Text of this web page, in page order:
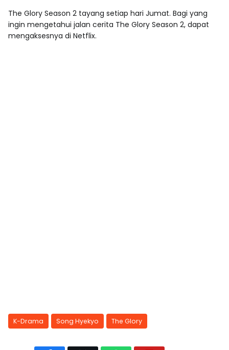
The Glory Season 2 tayang setiap hari Jumat. Bagi yang
ingin mengetahui jalan cerita The Glory Season 2, dapat
mengaksesnya di Netflix.
K-Drama Song Hyekyo The Glory